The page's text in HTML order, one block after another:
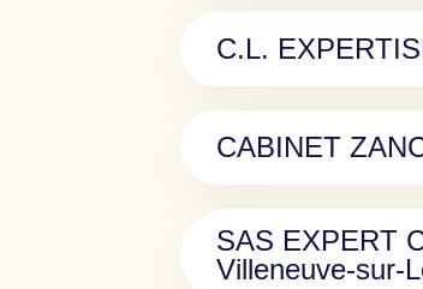
C.L.
CABINET
SAS EXPERT
Villeneuve-sur-